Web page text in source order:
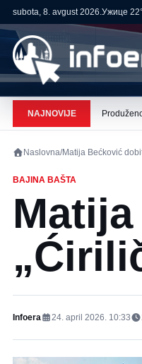
subota, 8. avgust 2026.Ужице
NAJNOVIJE
Naslovna/Matija Bećković
BAJINA BAŠTA
Infoera 24. april 2026. 10:33